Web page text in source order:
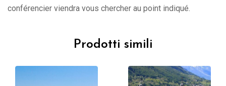
conférencier viendra vous chercher au point indiqué.
Prodotti simili